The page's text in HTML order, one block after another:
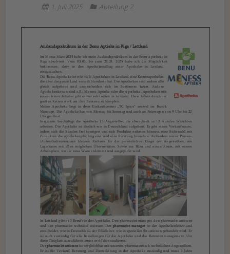
1. Juli 2025 Abteilung 2